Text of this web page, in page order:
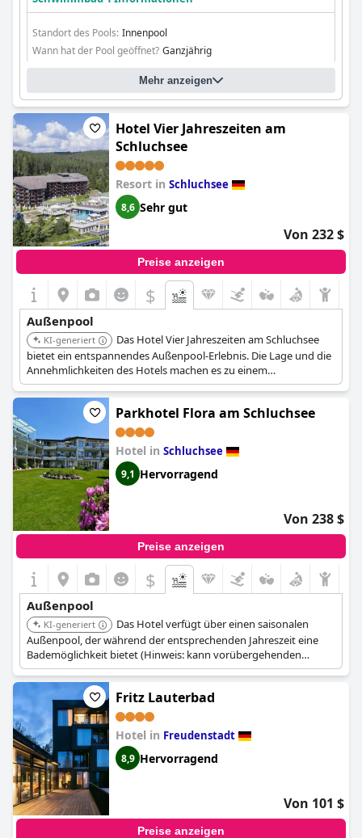
Standort des Pools: Innenpool
Wann hat der Pool geöffnet? Ganzjährig
Mehr anzeigen
Hotel Vier Jahreszeiten am
Schluchsee
Resort in Schluchsee
8,6 Sehr gut
Von 232 $
Preise anzeigen
$
Außenpool
KI-generiert
Das Hotel Vier Jahreszeiten am Schluchsee
bietet ein entspannendes Außenpool-Erlebnis. Die Lage und die
Annehmlichkeiten des Hotels machen es zu einem
wünschenswerten Ziel für Entspannung.
Parkhotel Flora am Schluchsee
Hotel in Schluchsee
9,1 Hervorragend
Von 238 $
Preise anzeigen
$
Außenpool
KI-generiert
Das Hotel verfügt über einen saisonalen
Außenpool, der während der entsprechenden Jahreszeit eine
Bademöglichkeit bietet (Hinweis: kann vorübergehenden
Schließungen unterliegen).
Fritz Lauterbad
Hotel in Freudenstadt
8,9 Hervorragend
Von 101 $
Preise anzeigen